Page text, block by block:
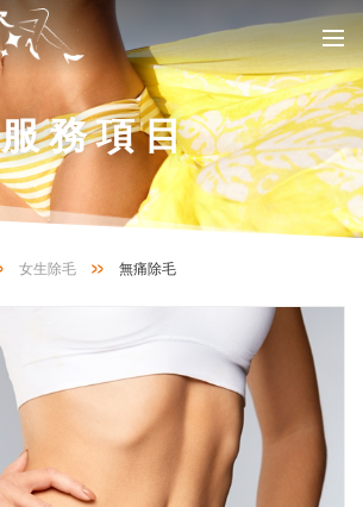
服務項目
女生除毛 無痛除毛